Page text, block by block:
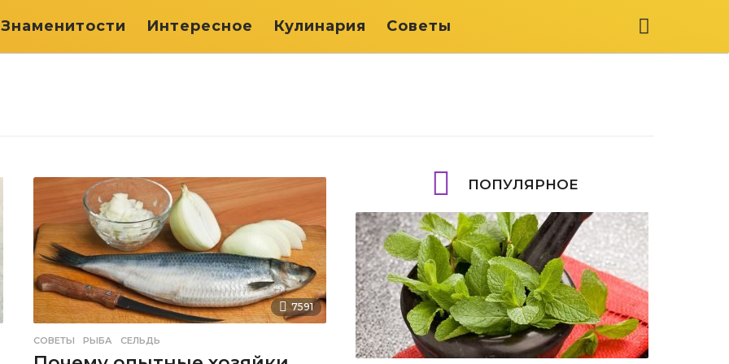
Знаменитости Интересное Кулинария Советы
7591
СОВЕТЫ РЫБА ,СЕЛЬДЬ
ПОПУЛЯРНОЕ